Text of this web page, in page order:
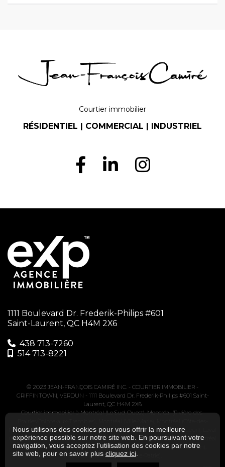
Courtier immobilier
RÉSIDENTIEL | COMMERCIAL | INDUSTRIEL
1111 Boulevard Dr. Frederik-Philips #601
Saint-Laurent, QC H4M 2X6
438 713-7260‬
514 713-8221
© 2023 JEAN-FRANÇOIS CAMIRÉ INC. - COURTIER IMMOBILIER -
GRIFFINTOWN, VERDUN - 1111 Boulevard Dr. Frederik-Philips #601 Saint-
Laurent, QC H4M 2X6
Courtier immobilier àMontréal (Le Sud-Ouest),Montréal (Rivière-des-
Neiges/Notre-Dame-de-Grâce),Brossard ,Longueuil (Le Vieux-Longueuil)
(Auteuil),Montréal (Le Plateau-Mont-Royal),Montréal (Saint-Léonard),Montréal
(Verdun/Île-des-Soeurs),Montréal (Villeray/Saint-Michel/Parc-Extension)
Montréal (Rosemont/La Petite-Patrie)
Nous utilisons des cookies pour vous offrir la meilleure
expérience possible sur notre site web. En poursuivant votre
navigation, vous acceptez l'utilisation des cookies par notre
site web, pour en savoir plus cliquez ici